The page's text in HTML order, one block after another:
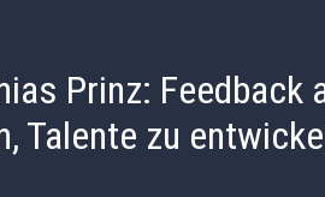
Prinz: Feedback
Talente zu